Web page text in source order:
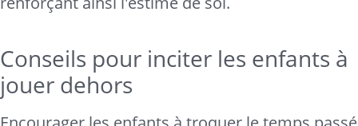
Conseils pour inciter les enfants à
jouer dehors